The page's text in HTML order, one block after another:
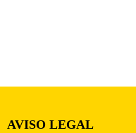
AVISO LEGAL